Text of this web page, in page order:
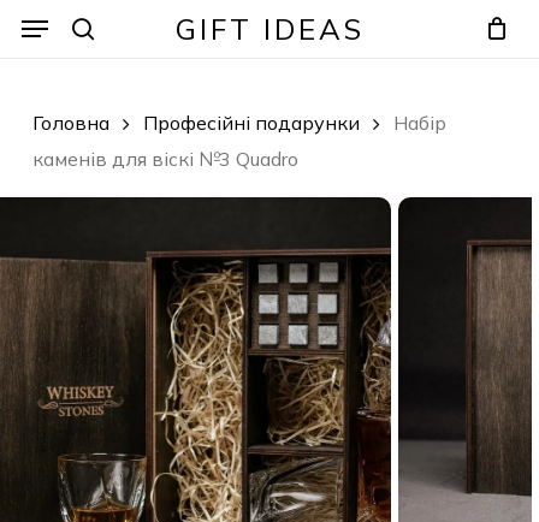
GIFT IDEAS
Menu
Головна Професійні подарунки
Набір
каменів для віскі №3 Quadro
Menu